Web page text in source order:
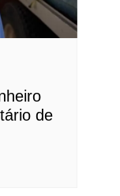
de